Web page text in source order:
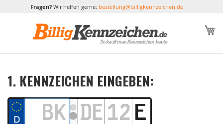
Fragen?Wir helfen gerne: bestellung@billigkennzeichen.de
1. KENNZEICHEN EINGEBEN: